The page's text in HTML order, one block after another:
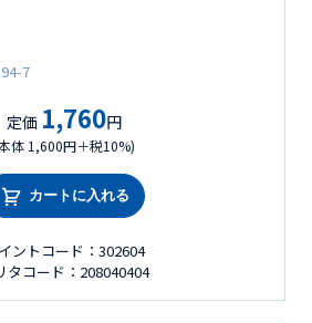
7
定価 1,760円
体 1,600円＋税10%)
カートに入れる
ントコード：302604
タコード：208040404